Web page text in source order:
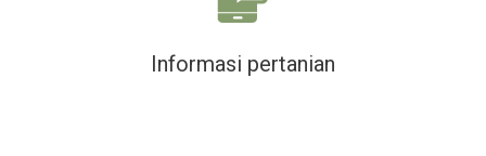
Informasi pertanian